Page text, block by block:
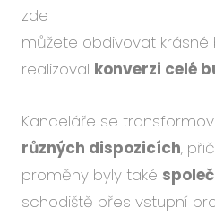
zde
můžete obdivovat krásné
realizoval konverzi celé
Kanceláře se
různých dispozicích,
proměny byly také
schodiště přes vstupní